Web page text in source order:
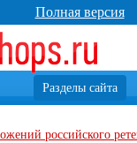
Полная версия
российского